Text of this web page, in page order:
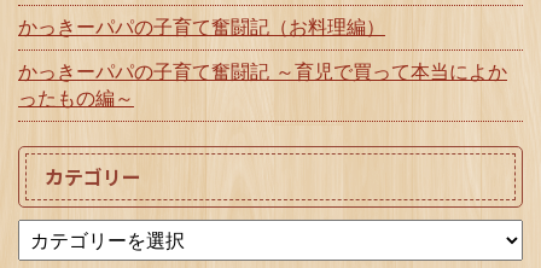
かっきーパパの子育て奮闘記（お料理編）
かっきーパパの子育て奮闘記 ～育児で買って本当によか
ったもの編～
カテゴリー